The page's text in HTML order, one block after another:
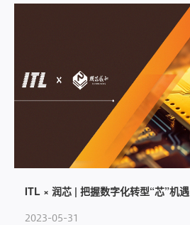
ITL × 润芯 | 把握数字化转型“芯”机遇
2023-05-31